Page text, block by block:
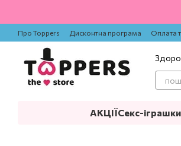
Про Toppers Дисконтна програма Оплата
АКЦІЇСекс-іграшки